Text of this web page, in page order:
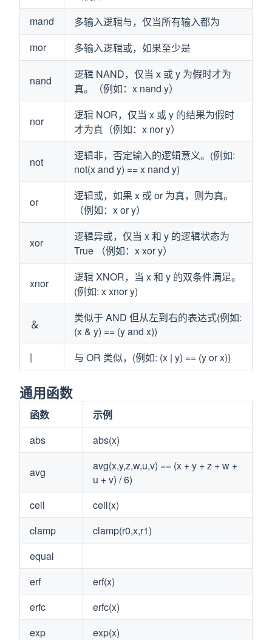
mand
多输入逻辑与，仅当所有输入都为
mor
多输入逻辑或，如果至少是
nand
逻辑 NAND，仅当 x 或 y 为假时才为
真。（例如：x nand y）
nor
逻辑 NOR，仅当 x 或 y 的结果为假时
才为真（例如：x nor y）
not
逻辑非，否定输入的逻辑意义。(例如:
not(x and y) == x nand y)
or
逻辑或，如果 x 或 or 为真，则为真。
（例如：x or y）
xor
逻辑异或，仅当 x 和 y 的逻辑状态为
True （例如：x xor y）
xnor
逻辑 XNOR，当 x 和 y 的双条件满足。
(例如: x xnor y)
＆
类似于 AND 但从左到右的表达式(例如:
(x & y) == (y and x))
|
与 OR 类似，(例如: (x | y) == (y or x))
通用函数
函数
示例
abs
abs(x)
avg
avg(x,y,z,w,u,v) == (x + y + z + w +
u + v) / 6)
ceil
ceil(x)
clamp
clamp(r0,x,r1)
equal
erf
erf(x)
erfc
erfc(x)
exp
exp(x)